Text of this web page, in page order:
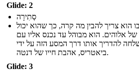
Glide: 2
סְתִירָה
הוא צריך להבין מה קרה, כך שהוא יכול
של אלוהים. הוא מבוהל עד נכנס אליו עם
נשלחה להדריך אותו דרך המסע הזה על ידי
ביאטריס, אהבת חייו של דנטה.
Glide: 3